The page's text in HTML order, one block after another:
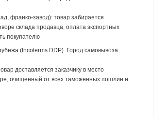
франко-завод): товар забирается
склада продавца, оплата экспортных
покупателю
(Incoterms DDP). Город самовывоза
доставляется заказчику в место
очищенный от всех таможенных пошлин и